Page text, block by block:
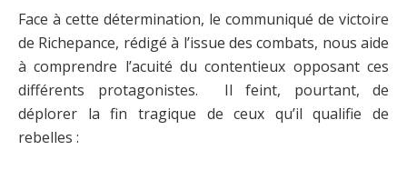
Face à cette détermination, le communiqué de victoire
de Richepance, rédigé à l’issue des combats, nous aide
à comprendre l’acuité du contentieux opposant ces
différents protagonistes. Il feint, pourtant, de
déplorer la fin tragique de ceux qu’il qualifie de
rebelles :